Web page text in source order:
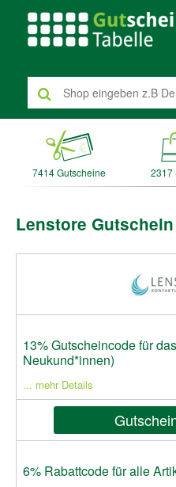
7414 Gutscheine 2317
Lenstore
13% Gutscheincode für
Neukund*innen)
... mehr Details
6% Rabattcode für alle